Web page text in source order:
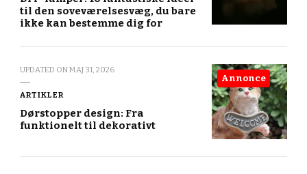
til den soveværelsesvæg, du bare
ikke kan bestemme dig for
UPDATED ONMAJ 31, 2026
ARTIKLER
Dørstopper design: Fra
funktionelt til dekorativt
Annonce